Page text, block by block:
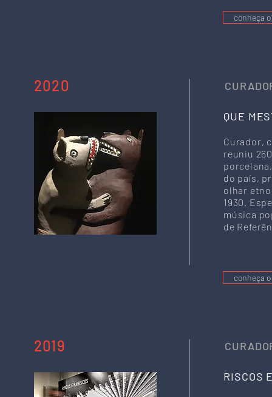
conheça
2020
QUE
Curador,
reuniu
do país,
olhar
1930.
música
de
conheça
2019
RISCOS